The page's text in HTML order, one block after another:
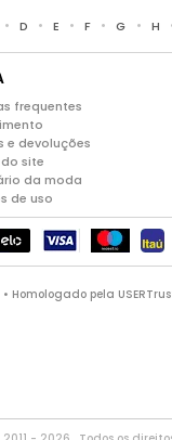
• D • E • F • G • H
frequentes
e devoluções
site
da moda
de uso
Homologado pela